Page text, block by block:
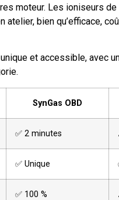
moteur. Les ioniseurs
bien qu’efficace,
et accessible, avec
SynGas OBD
✅ 2 minutes
✅ Unique
✅ 100 %